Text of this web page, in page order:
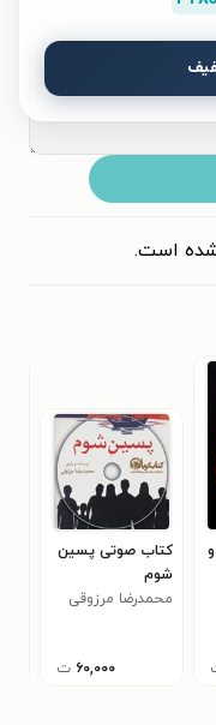
است.
کتاب صوتی پسین
شوم
محمدرضا مرزوقی
۶۰,۰۰۰ ت